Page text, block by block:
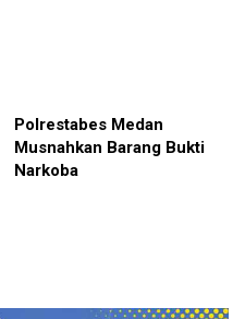
Polrestabes Medan
Musnahkan Barang Bukti
Narkoba